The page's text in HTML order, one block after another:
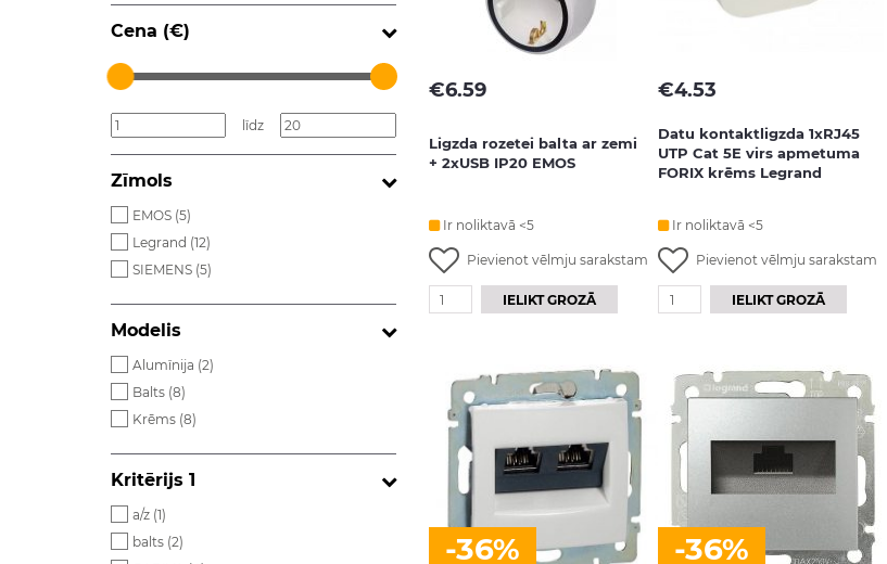
Cena (€)
līdz
Zīmols
EMOS (5)
Legrand (12)
SIEMENS (5)
Modelis
Alumīnija (2)
Balts (8)
Krēms (8)
Kritērijs 1
a/z (1)
balts (2)
€6.59
Ligzda rozetei balta ar zemi
+ 2xUSB IP20 EMOS
Ir noliktavā <5
Pievienot vēlmju sarakstam
IELIKT GROZĀ
€4.53
Datu kontaktligzda 1xRJ45
UTP Cat 5E virs apmetuma
FORIX krēms Legrand
Ir noliktavā <5
Pievienot vēlmju sarakstam
IELIKT GROZĀ
-36% -36%